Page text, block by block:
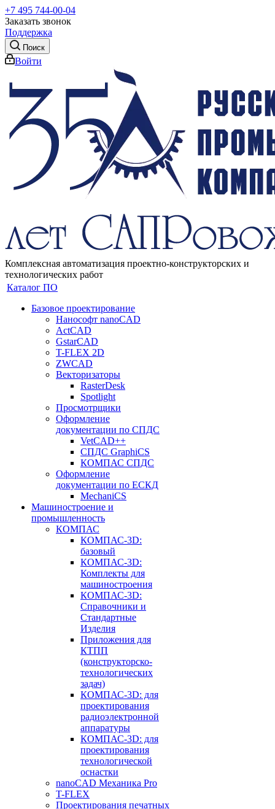
+7 495 744-00-04
Заказать звонок
Поддержка
Поиск
Войти
Комплексная автоматизация проектно-конструкторских и
технологических работ
Каталог ПО
Базовое проектирование
Нанософт nanoCAD
ActCAD
GstarCAD
T-FLEX 2D
ZWCAD
Векторизаторы
RasterDesk
Spotlight
Просмотрщики
Оформление
документации по СПДС
VetCAD++
СПДС GraphiCS
КОМПАС СПДС
Оформление
документации по ЕСКД
MechaniCS
Машиностроение и
промышленность
КОМПАС
КОМПАС-3D:
базовый
КОМПАС-3D:
Комплекты для
машиностроения
КОМПАС-3D:
Справочники и
Стандартные
Изделия
Приложения для
КТПП
(конструкторско-
технологических
задач)
КОМПАС-3D: для
проектирования
радиоэлектронной
аппаратуры
КОМПАС-3D: для
проектирования
технологической
оснастки
nanoCAD Механика Pro
T-FLEX
Проектирования печатных